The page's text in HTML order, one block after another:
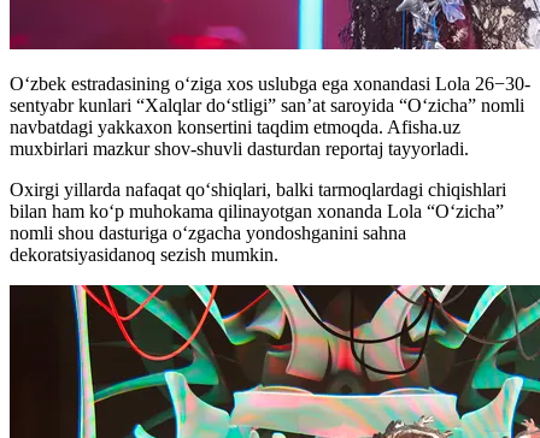
O‘zbek estradasining o‘ziga xos uslubga ega xonandasi Lola 26−30-
sentyabr kunlari “Xalqlar do‘stligi” san’at saroyida “O‘zicha” nomli
navbatdagi yakkaxon konsertini taqdim etmoqda. Afisha.uz
muxbirlari mazkur shov-shuvli dasturdan reportaj tayyorladi.
Oxirgi yillarda nafaqat qo‘shiqlari, balki tarmoqlardagi chiqishlari
bilan ham ko‘p muhokama qilinayotgan xonanda Lola “O‘zicha”
nomli shou dasturiga o‘zgacha yondoshganini sahna
dekoratsiyasidanoq sezish mumkin.